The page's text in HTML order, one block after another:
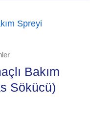
Bakım
Sökücü)